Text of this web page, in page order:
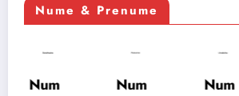
Nume & Prenume
Num
Num
Num